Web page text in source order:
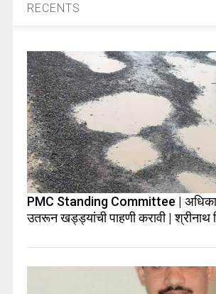
RECENTS
PMC Standing Committee |
उतरून खड्ड्यांची पाहणी करावी | श्रीनाथ